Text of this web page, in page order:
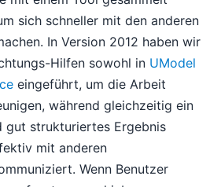
sich schneller mit den anderen
In Version 2012 haben wir
Hilfen sowohl in UModel
eingeführt, um die Arbeit
während gleichzeitig ein
gut strukturiertes Ergebnis
mit anderen
Wenn Benutzer